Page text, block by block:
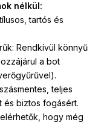
nélkül:
tartós és
Rendkívül könnyű
a bot
teljes
és biztos fogásért.
hogy még